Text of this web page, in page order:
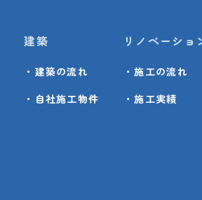
建築
・建築の流れ
・自社施工物件
リノベーショ
・施工の流れ
・施工実績